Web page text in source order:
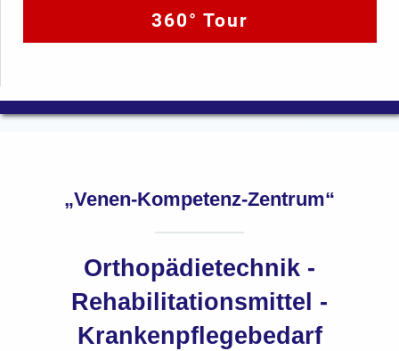
360° Tour
„Venen-Kompetenz-Zentrum“
Orthopädietechnik -
Rehabilitationsmittel -
Krankenpflegebedarf